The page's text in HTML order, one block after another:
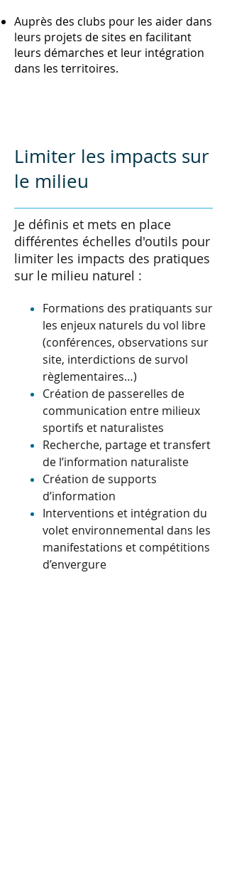
Auprès des clubs pour les aider dans
leurs projets de sites en facilitant
leurs démarches et leur intégration
dans les territoires.
Je définis et mets en place
différentes échelles d'outils pour
limiter les impacts des pratiques
sur le milieu naturel :
Formations des pratiquants sur
les enjeux naturels du vol libre
(conférences, observations sur
site, interdictions de survol
règlementaires…)
Création de passerelles de
communication entre milieux
sportifs et naturalistes
Recherche, partage et transfert
de l’information naturaliste
Création de supports
d’information
Interventions et intégration du
volet environnemental dans les
manifestations et compétitions
d’envergure
Limiter les impacts sur
le milieu